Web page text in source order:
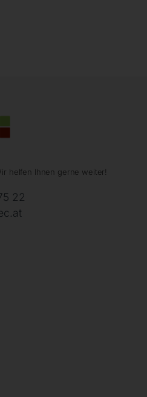
helfen Ihnen gerne weiter!
22